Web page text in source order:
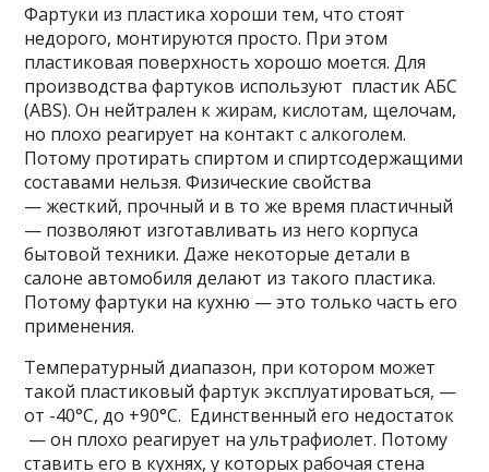
Фартуки из пластика хороши тем, что стоят
недорого, монтируются просто. При этом
пластиковая поверхность хорошо моется. Для
производства фартуков используют пластик АБС
(ABS). Он нейтрален к жирам, кислотам, щелочам,
но плохо реагирует на контакт с алкоголем.
Потому протирать спиртом и спиртсодержащими
составами нельзя. Физические свойства
— жесткий, прочный и в то же время пластичный
— позволяют изготавливать из него корпуса
бытовой техники. Даже некоторые детали в
салоне автомобиля делают из такого пластика.
Потому фартуки на кухню — это только часть его
применения.
Температурный диапазон, при котором может
такой пластиковый фартук эксплуатироваться, —
от -40°C, до +90°C. Единственный его недостаток
— он плохо реагирует на ультрафиолет. Потому
ставить его в кухнях, у которых рабочая стена